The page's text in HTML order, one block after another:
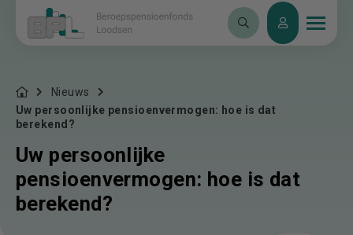
Nieuws
Uw persoonlijke pensioenvermogen: hoe is dat
berekend?
Uw persoonlijke
pensioenvermogen: hoe is dat
berekend?